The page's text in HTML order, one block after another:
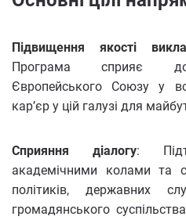
Підвищення якості
Програма сприяє
Європейського Союзу у
кар’єр у цій галузі для
Сприяння діалогу:
академічними колами та
політиків, державних
громадянського